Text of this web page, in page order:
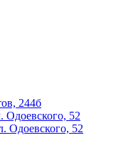
244б
Одоевского, 52
Одоевского, 52